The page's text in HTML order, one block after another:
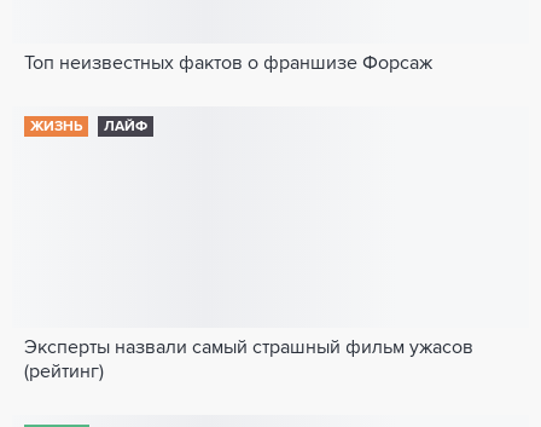
Топ неизвестных фактов о франшизе Форсаж
ЖИЗНЬ ЛАЙФ
Эксперты назвали самый страшный фильм ужасов
(рейтинг)